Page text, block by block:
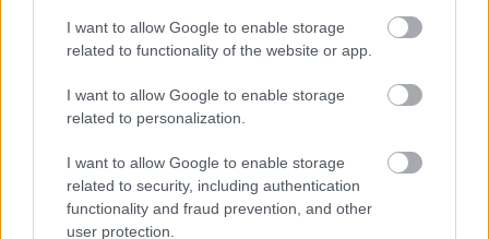
I want to allow Google to enable storage
related to functionality of the website or app.
I want to allow Google to enable storage
related to personalization.
I want to allow Google to enable storage
related to security, including authentication
functionality and fraud prevention, and other
user protection.